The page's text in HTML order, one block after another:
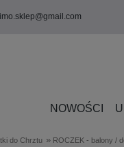
NOWOŚCI
do Chrztu » ROCZEK - balony /